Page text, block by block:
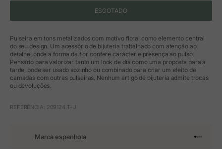
ESGOTADO
Pulseira em tons metalizados com motivo floral como elemento central
do seu design. Um acessório de bijuteria trabalhado com atenção ao
detalhe, onde a forma da flor confere carácter e presença ao pulso.
Pensado para valorizar tanto um look de dia como uma proposta para a
tarde, pode ser usado sozinho ou combinado para criar um efeito de
camadas com outras pulseiras. Nenhum artigo de bijuteria admite trocas
ou devoluções.
REFERÊNCIA: 209124.T-U
Marca espanhola Ir para o
Ir para
Ir para
Ir para